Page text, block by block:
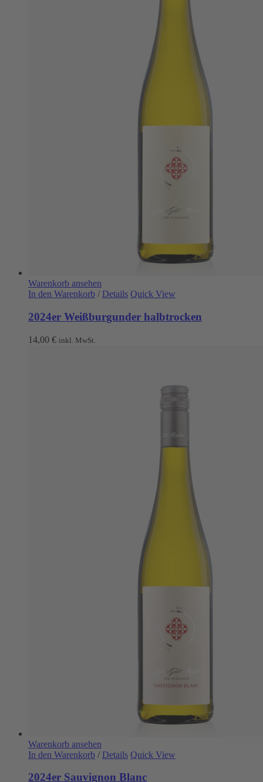
Warenkorb ansehen
In den Warenkorb / Details Quick View
2024er Weißburgunder halbtrocken
14,00 € inkl. MwSt.
Warenkorb ansehen
In den Warenkorb / Details Quick View
2024er Sauvignon Blanc